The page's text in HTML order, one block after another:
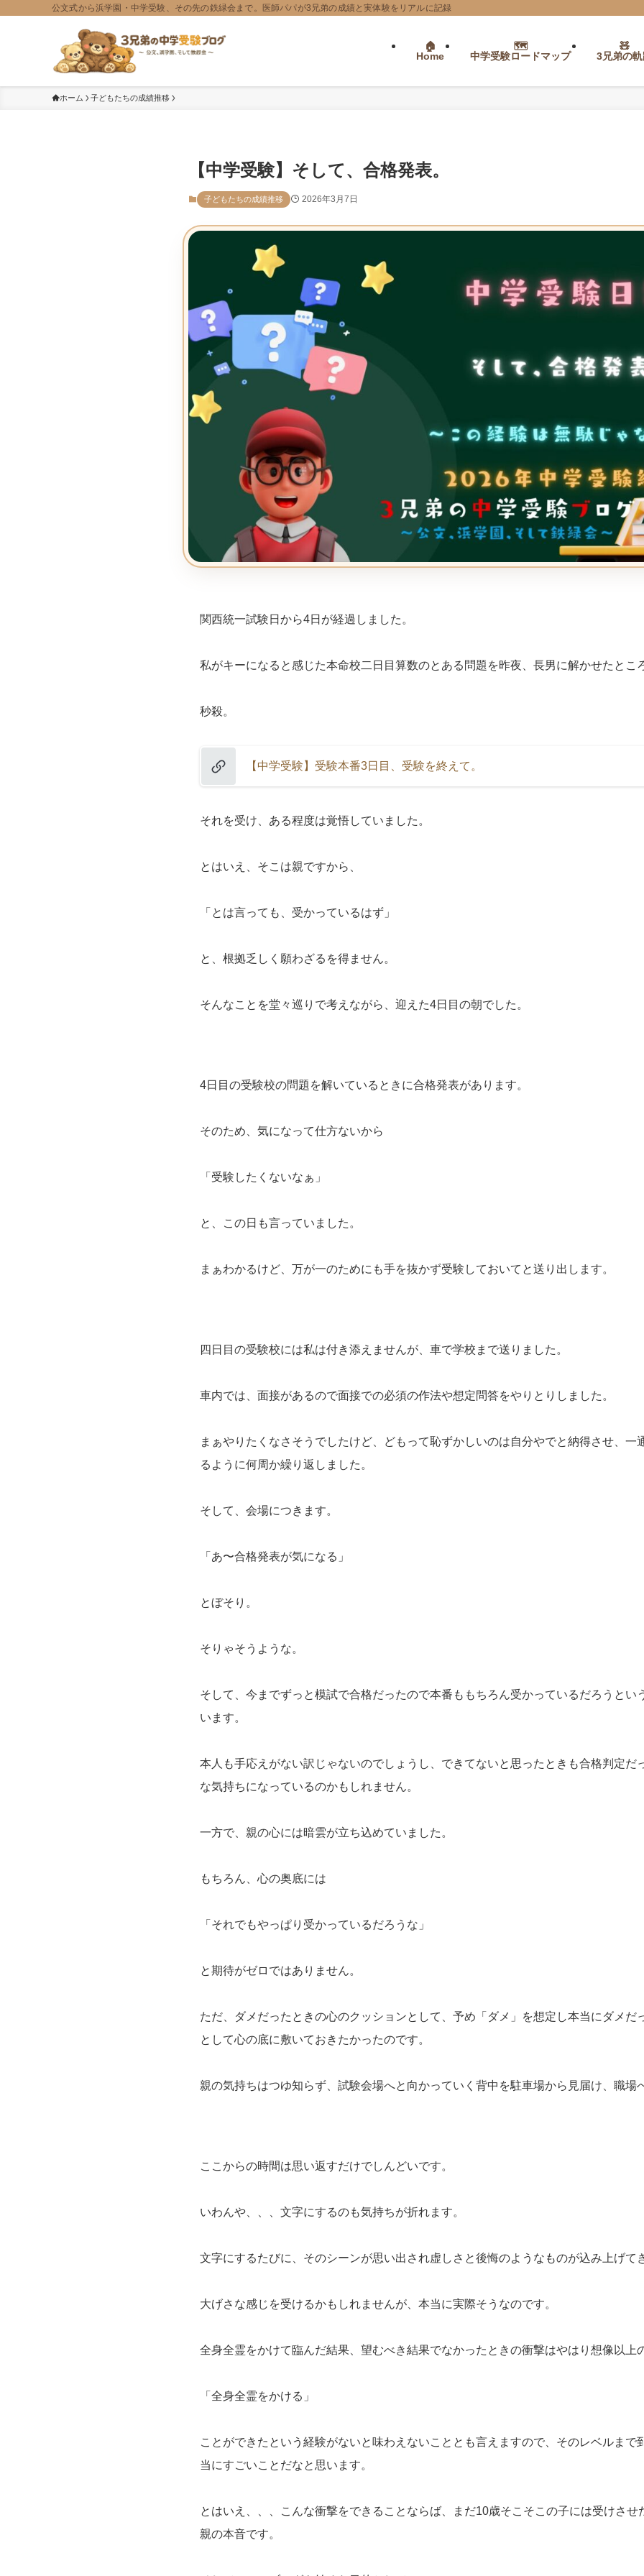
公文式から浜学園・中学受験、その先の鉄緑会まで。医師パパが3兄弟の成績と実体験をリアルに記録
Home 中学受験ロードマップ 3兄弟の
ホーム 子どもたちの成績推移
【中学受験】そして、合格発表。
子どもたちの成績推移 2026年3月7日
関西統一試験日から4日が経過しました。
私がキーになると感じた本命校二日目算数のとある問題を昨夜、長男に解かせたとこ
秒殺。
【中学受験】受験本番3日目、受験を終えて。
それを受け、ある程度は覚悟していました。
とはいえ、そこは親ですから、
「とは言っても、受かっているはず」
と、根拠乏しく願わざるを得ません。
そんなことを堂々巡りで考えながら、迎えた4日目の朝でした。
4日目の受験校の問題を解いているときに合格発表があります。
そのため、気になって仕方ないから
「受験したくないなぁ」
と、この日も言っていました。
まぁわかるけど、万が一のためにも手を抜かず受験しておいてと送り出します。
四日目の受験校には私は付き添えませんが、車で学校まで送りました。
車内では、面接があるので面接での必須の作法や想定問答をやりとりしました。
まぁやりたくなさそうでしたけど、どもって恥ずかしいのは自分やでと納得させ、一
るように何周か繰り返しました。
そして、会場につきます。
「あ〜合格発表が気になる」
とぼそり。
そりゃそうような。
そして、今までずっと模試で合格だったので本番ももちろん受かっているだろうとい
います。
本人も手応えがない訳じゃないのでしょうし、できてないと思ったときも合格判定だ
な気持ちになっているのかもしれません。
一方で、親の心には暗雲が立ち込めていました。
もちろん、心の奥底には
「それでもやっぱり受かっているだろうな」
と期待がゼロではありません。
ただ、ダメだったときの心のクッションとして、予め「ダメ」を想定し本当にダメだ
として心の底に敷いておきたかったのです。
親の気持ちはつゆ知らず、試験会場へと向かっていく背中を駐車場から見届け、職場
ここからの時間は思い返すだけでしんどいです。
いわんや、、、文字にするのも気持ちが折れます。
文字にするたびに、そのシーンが思い出され虚しさと後悔のようなものが込み上げて
大げさな感じを受けるかもしれませんが、本当に実際そうなのです。
全身全霊をかけて臨んだ結果、望むべき結果でなかったときの衝撃はやはり想像以上
「全身全霊をかける」
ことができたという経験がないと味わえないこととも言えますので、そのレベルまで
当にすごいことだなと思います。
とはいえ、、、こんな衝撃をできることならば、まだ10歳そこそこの子には受けさせ
親の本音です。